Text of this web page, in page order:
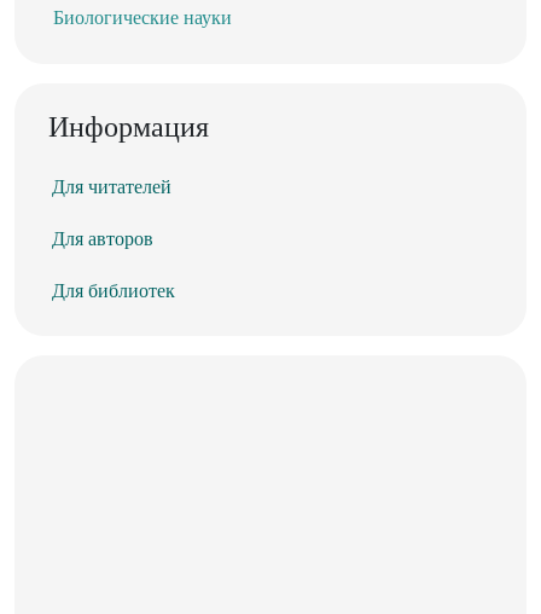
Биологические науки
Информация
Для читателей
Для авторов
Для библиотек